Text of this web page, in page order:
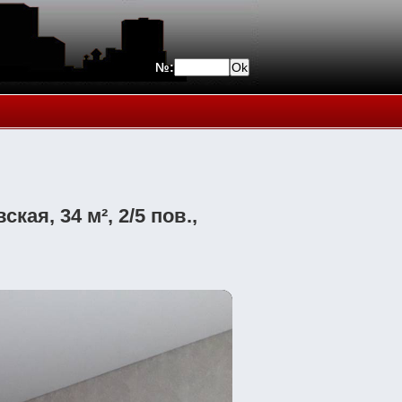
№:
34 м², 2/5 пов.,